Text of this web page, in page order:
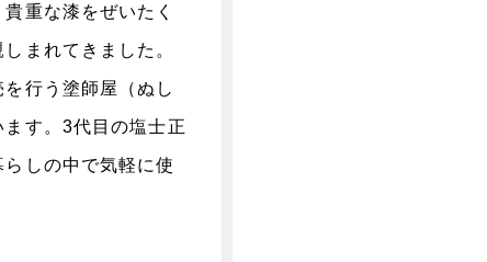
重な漆をぜいたく
まれてきました。
行う塗師屋（ぬし
す。3代目の塩士正
しの中で気軽に使